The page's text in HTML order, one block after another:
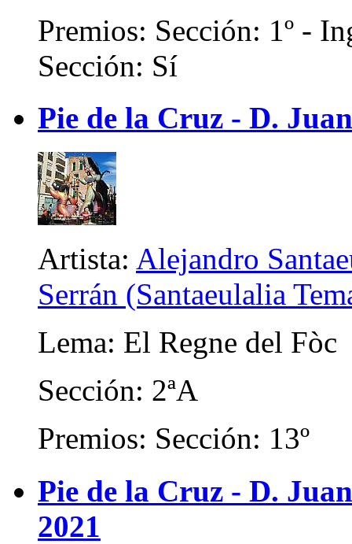
Premios: Sección: 1º -
Sección: Sí
Pie de la Cruz - D.
Artista: Alejandro
Serrán (Santaeulalia
Lema: El Regne del Fòc
Sección: 2ªA
Premios: Sección: 13º
Pie de la Cruz - D.
2021